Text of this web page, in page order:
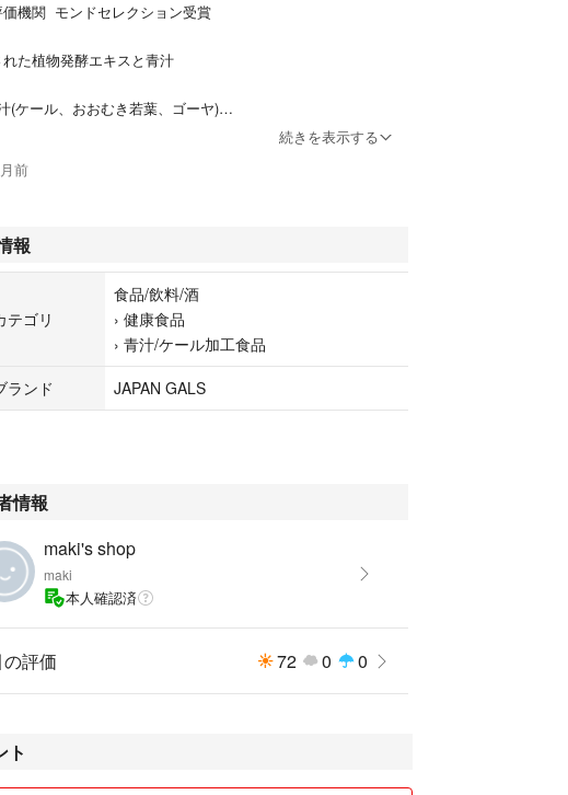
価機関 モンドセレクション受賞
た植物発酵エキスと青汁
(ケール、おおむき若葉、ゴーヤ)
安全 日本工場生産です。
2028.03.03
未開封ですが、箱から出して発送致します。
折り畳んで一緒に送ります。
ご了承の程、よろしくお願い致します。
続きを表示する
前
報
テゴリ
食品/飲料/酒
› 健康食品
› 青汁/ケール加工食品
ランド
JAPAN GALS
情報
maki's shop
maki
本人確認済
評価 72 0 0
ト